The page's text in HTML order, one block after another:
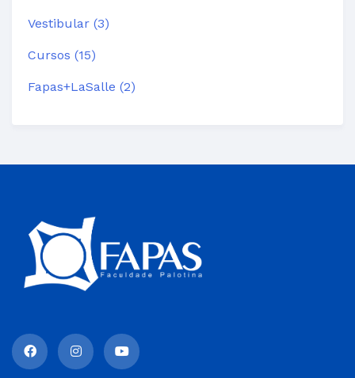
Vestibular (3)
Cursos (15)
Fapas+LaSalle (2)